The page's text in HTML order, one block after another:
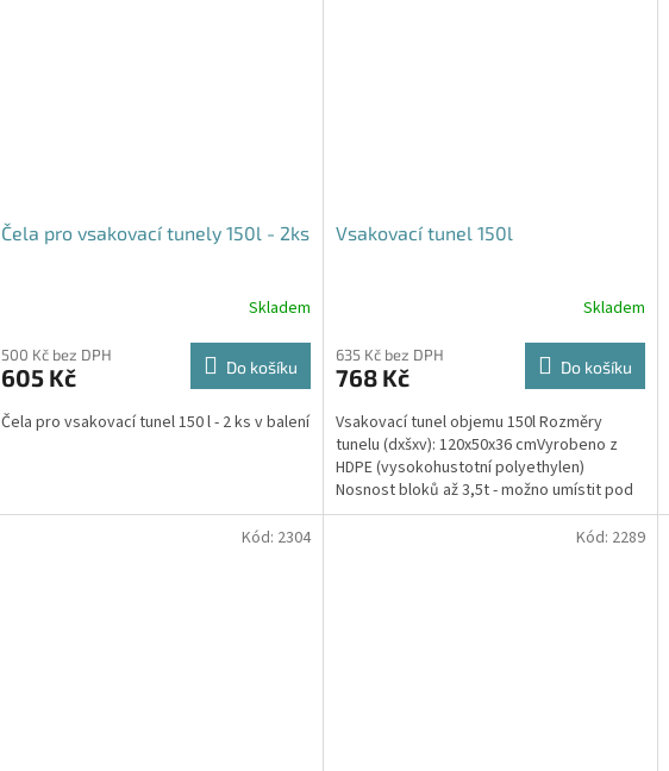
Čela pro vsakovací tunely 150l - 2ks
Skladem
500 Kč bez DPH
605 Kč Do košíku
Čela pro vsakovací tunel 150 l - 2 ks v balení
Vsakovací tunel 150l
produktu
je
z
5
hvězdiček.
Skladem
635 Kč bez DPH
768 Kč Do košíku
Vsakovací tunel objemu 150l Rozměry
tunelu (dxšxv): 120x50x36 cmVyrobeno z
HDPE (vysokohustotní polyethylen)
Nosnost bloků až 3,5t - možno umístit pod
parkovací stání do...
Kód: 2304 Kód: 2289